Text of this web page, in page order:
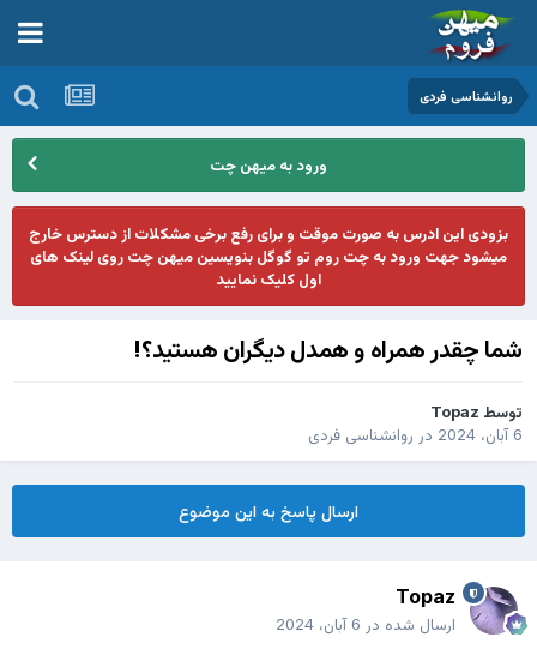
روانشناسی فردی
ورود به میهن چت
بزودی این ادرس به صورت موقت و برای رفع برخی مشکلات از دسترس خارج
میشود جهت ورود به چت روم تو گوگل بنویسین میهن چت روی لینک های
اول کلیک نمایید
شما چقدر همراه و همدل دیگران هستید؟!
توسط Topaz
6 آبان، 2024
در روانشناسی فردی
ارسال پاسخ به این موضوع
Topaz
ارسال شده در 6 آبان، 2024